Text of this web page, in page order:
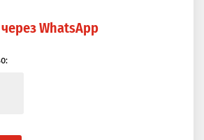
WhatsApp